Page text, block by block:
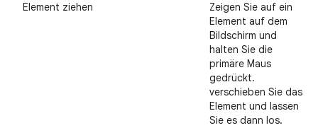
Element ziehen
Zeigen Sie auf ein
Element auf dem
Bildschirm und
halten Sie die
primäre Maus
gedrückt.
verschieben Sie das
Element und lassen
Sie es dann los.